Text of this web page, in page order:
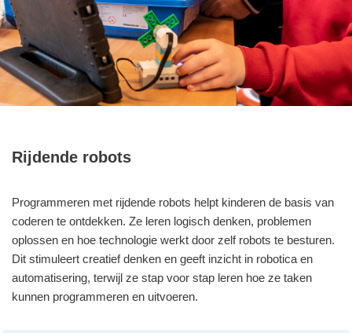
Rijdende robots
Programmeren met rijdende robots helpt kinderen de basis van
coderen te ontdekken. Ze leren logisch denken, problemen
oplossen en hoe technologie werkt door zelf robots te besturen.
Dit stimuleert creatief denken en geeft inzicht in robotica en
automatisering, terwijl ze stap voor stap leren hoe ze taken
kunnen programmeren en uitvoeren.